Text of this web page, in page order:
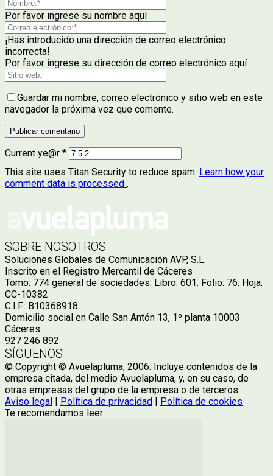
Por favor ingrese su nombre aquí
¡Has introducido una dirección de correo electrónico
incorrecta!
Por favor ingrese su dirección de correo electrónico aquí
Guardar mi nombre, correo electrónico y sitio web en este
navegador la próxima vez que comente.
Current ye@r *
This site uses Titan Security to reduce spam. Learn how your
comment data is processed .
SOBRE NOSOTROS
Soluciones Globales de Comunicación AVP, S.L.
Inscrito en el Registro Mercantil de Cáceres
Tomo: 774 general de sociedades. Libro: 601. Folio: 76. Hoja:
CC-10382
C.I.F.: B10368918
Domicilio social en Calle San Antón 13, 1º planta 10003
Cáceres
927 246 892
SÍGUENOS
© Copyright © Avuelapluma, 2006. Incluye contenidos de la
empresa citada, del medio Avuelapluma, y, en su caso, de
otras empresas del grupo de la empresa o de terceros.
Aviso legal | Política de privacidad | Política de cookies
Te recomendamos leer: